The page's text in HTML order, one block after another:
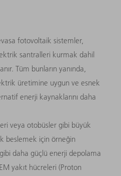
fotovoltaik sistemler,
santralleri kurmak dahil
Tüm bunların yanında,
üretimine uygun ve esnek
enerji kaynaklarını daha
veya otobüsler gibi büyük
beslemek için örneğin
daha güçlü enerji depolama
yakıt hücreleri (Proton